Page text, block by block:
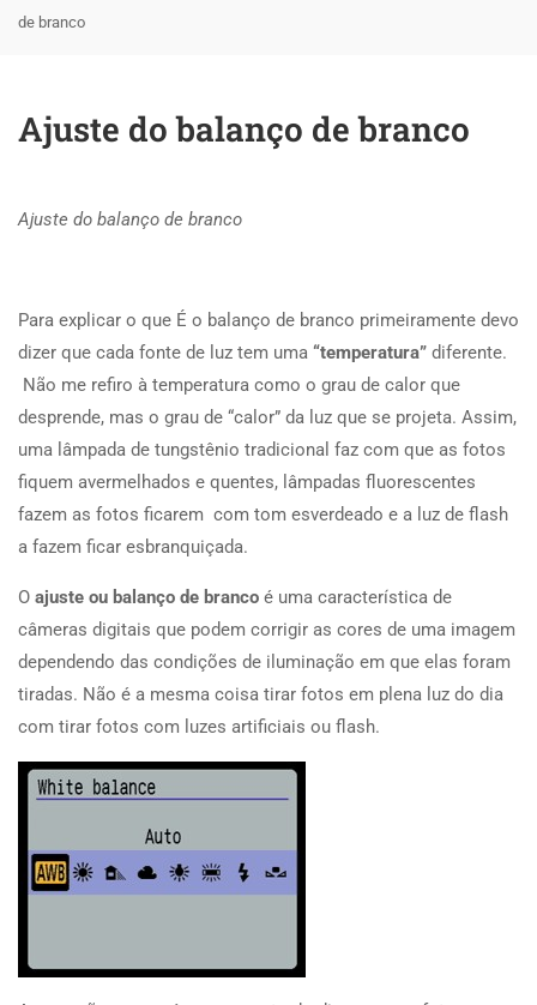
de branco
Ajuste do balanço de branco
Ajuste do balanço de branco
Para explicar o que É o balanço de branco primeiramente devo
dizer que cada fonte de luz tem uma “temperatura” diferente.
Não me refiro à temperatura como o grau de calor que
desprende, mas o grau de “calor” da luz que se projeta. Assim,
uma lâmpada de tungstênio tradicional faz com que as fotos
fiquem avermelhados e quentes, lâmpadas fluorescentes
fazem as fotos ficarem com tom esverdeado e a luz de flash
a fazem ficar esbranquiçada.
O ajuste ou balanço de branco é uma característica de
câmeras digitais que podem corrigir as cores de uma imagem
dependendo das condições de iluminação em que elas foram
tiradas. Não é a mesma coisa tirar fotos em plena luz do dia
com tirar fotos com luzes artificiais ou flash.